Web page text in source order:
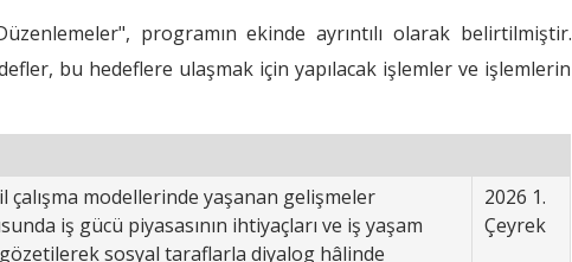
programın ekinde ayrıntılı olarak belirtilmiştir.
bu hedeflere ulaşmak için yapılacak işlemler ve işlemlerin
çalışma modellerinde yaşanan gelişmeler
iş gücü piyasasının ihtiyaçları ve iş yaşam
sosyal taraflarla diyalog hâlinde
2026 1.
Çeyrek